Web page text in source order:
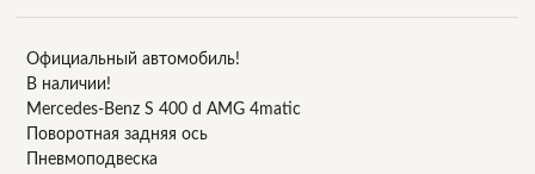
Официальный автомобиль!
В наличии!
Mercedes-Benz S 400 d AMG 4matic
Поворотная задняя ось
Пневмоподвеска